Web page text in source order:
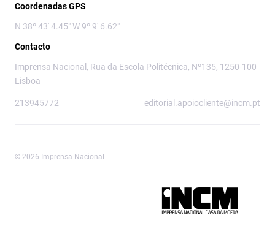
Coordenadas GPS
N 38º 43' 4.45" W 9º 9' 6.62"
Contacto
Imprensa Nacional, Rua da Escola Politécnica, Nº135, 1250-100
Lisboa
213945772 editorial.apoiocliente@incm.pt
© 2026 Imprensa Nacional